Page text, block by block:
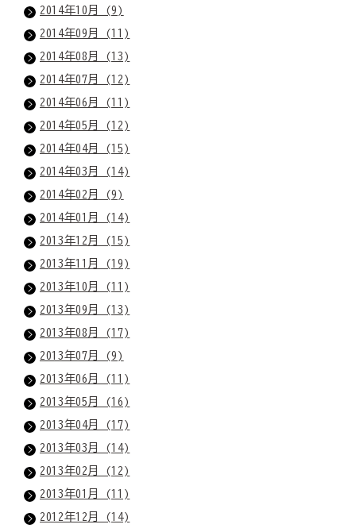
2014年10月 (9)
2014年09月 (11)
2014年08月 (13)
2014年07月 (12)
2014年06月 (11)
2014年05月 (12)
2014年04月 (15)
2014年03月 (14)
2014年02月 (9)
2014年01月 (14)
2013年12月 (15)
2013年11月 (19)
2013年10月 (11)
2013年09月 (13)
2013年08月 (17)
2013年07月 (9)
2013年06月 (11)
2013年05月 (16)
2013年04月 (17)
2013年03月 (14)
2013年02月 (12)
2013年01月 (11)
2012年12月 (14)